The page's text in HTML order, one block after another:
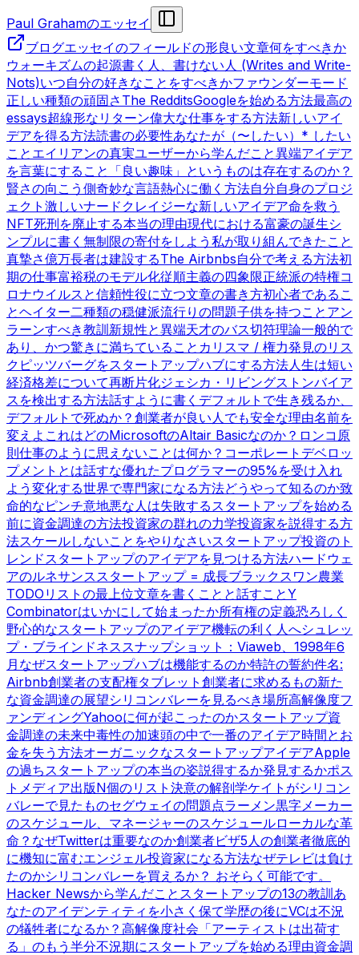
Paul Grahamのエッセイ
ブログエッセイのフィールドの形良い文章何をすべきか
ウォーキズムの起源書く人、書けない人 (Writes and Write-
Nots)いつ自分の好きなことをすべきかファウンダーモード
正しい種類の頑固さ The RedditsGoogleを始める方法最高の
essays超線形なリターン偉大な仕事をする方法新しいアイ
デアを得る方法読書の必要性あなたが（〜したい）* したい
こと エイリアンの真実ユーザーから学んだこと異端アイデア
を言葉にすること 「良い趣味」というものは存在するのか？
賢さの向こう側奇妙な言語熱心に働く方法自分自身のプロジ
ェクト 激しいナード クレイジーな新しいアイデア命を救う
NFT死刑を廃止する本当の理由現代における富豪の誕生シ
ンプルに書く 無制限の寄付をしよう 私が取り組んできたこと
真摯さ億万長者は建設するThe Airbnbs自分で考える方法初
期の仕事富裕税のモデル化従順主義の四象限正統派の特権コ
ロナウイルスと信頼性役に立つ文章の書き方初心者であるこ
とヘイター二種類の穏健派流行りの問題子供を持つこと アン
ラーンすべき教訓 新規性と異端天才のバス切符理論一般的で
あり、かつ驚きに満ちていること カリスマ / 権力発見のリス
ク ピッツバーグをスタートアップハブにする方法人生は短い
経済格差について再断片化ジェシカ・リビングストンバイア
スを検出する方法話すように書く デフォルトで生き残るか、
デフォルトで死ぬか？ 創業者が良い人でも安全な理由名前を
変えよ これはどのMicrosoftのAltair Basicなのか？ ロンコ原
則仕事のように思えないことは何か？ コーポレートデベロッ
プメントとは話すな優れたプログラマーの95%を受け入れ
よう 変化する世界で専門家になる方法どうやって知るのか致
命的なピンチ意地悪な人は失敗するスタートアップを始める
前に資金調達の方法投資家の群れの力学投資家を説得する方
法スケールしないことをやりなさいスタートアップ投資のト
レンドスタートアップのアイデアを見つける方法ハードウェ
アのルネサンススタートアップ = 成長ブラックスワン農業
TODOリストの最上位文章を書くことと話すことY
Combinatorはいかにして始まったか所有権の定義恐ろしく
野心的なスタートアップのアイデア機転の利く人へシュレッ
プ・ブラインドネススナップショット：Viaweb、1998年6
月 なぜスタートアップハブは機能するのか特許の誓約件名:
Airbnb創業者の支配権タブレット 創業者に求めるもの新た
な資金調達の展望シリコンバレーを見るべき場所高解像度フ
ァンディングYahooに何が起こったのかスタートアップ資
金調達の未来中毒性の加速頭の中で一番のアイデア時間とお
金を失う方法オーガニックなスタートアップアイデアApple
の過ちスタートアップの本当の姿説得するか発見するかポス
トメディア出版N個のリスト 決意の解剖学ケイトがシリコン
バレーで見たものセグウェイの問題点ラーメン黒字メーカー
のスケジュール、マネージャーのスケジュールローカルな革
命？ なぜTwitterは重要なのか創業者ビザ5人の創業者徹底的
に機知に富むエンジェル投資家になる方法なぜテレビは負け
たのかシリコンバレーを買えるか？ おそらく可能です。
Hacker Newsから学んだこと スタートアップの13の教訓 あ
なたのアイデンティティを小さく保て学歴の後にVCは不況
の犠牲者になるか？ 高解像度社会 「アーティストは出荷す
る」のもう半分不況期にスタートアップを始める理由資金調